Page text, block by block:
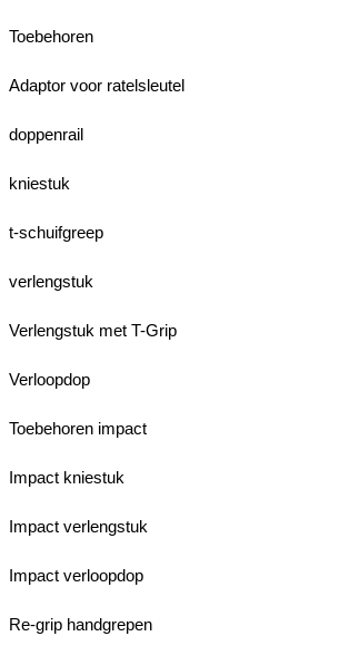
Toebehoren
Adaptor voor ratelsleutel
doppenrail
kniestuk
t-schuifgreep
verlengstuk
Verlengstuk met T-Grip
Verloopdop
Toebehoren impact
Impact kniestuk
Impact verlengstuk
Impact verloopdop
Re-grip handgrepen